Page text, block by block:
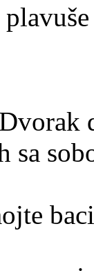
sa